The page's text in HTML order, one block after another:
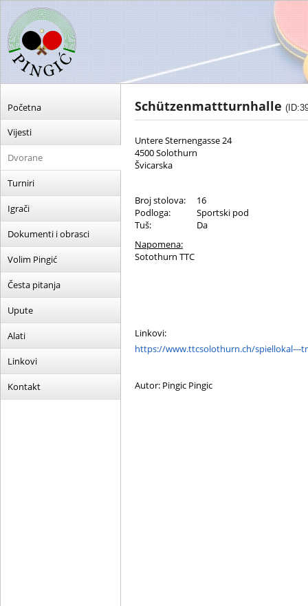
Početna
Vijesti
Dvorane
Turniri
Igrači
Dokumenti i obrasci
Volim Pingić
Česta pitanja
Upute
Alati
Linkovi
Kontakt
Schützenmattturnhalle
Untere Sternengasse 24
4500 Solothurn
Švicarska
Broj stolova:
16
Podloga:
Sportski pod
Tuš:
Da
Napomena:
Sotothurn TTC
Linkovi:
https://www.ttcsolothurn.ch/spiellokal---
Autor: Pingic Pingic